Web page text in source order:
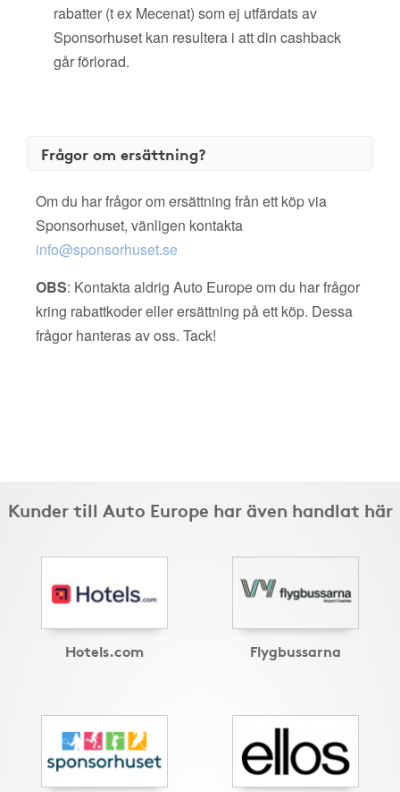
rabatter (t ex Mecenat) som ej utfärdats av
Sponsorhuset kan resultera i att din cashback
går förlorad.
Frågor om ersättning?
Om du har frågor om ersättning från ett köp via
Sponsorhuset, vänligen kontakta
info@sponsorhuset.se
OBS: Kontakta aldrig Auto Europe om du har frågor
kring rabattkoder eller ersättning på ett köp. Dessa
frågor hanteras av oss. Tack!
Kunder till Auto Europe har även handlat här
Hotels.com Flygbussarna